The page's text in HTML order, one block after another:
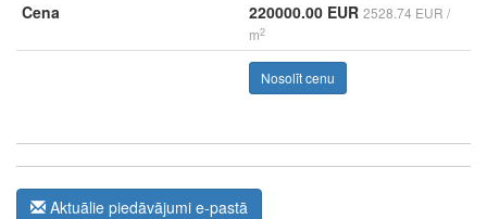
Cena
220000.00 EUR 2528.74 EUR /
m2
Nosolīt cenu
Aktuālie piedāvājumi e-pastā